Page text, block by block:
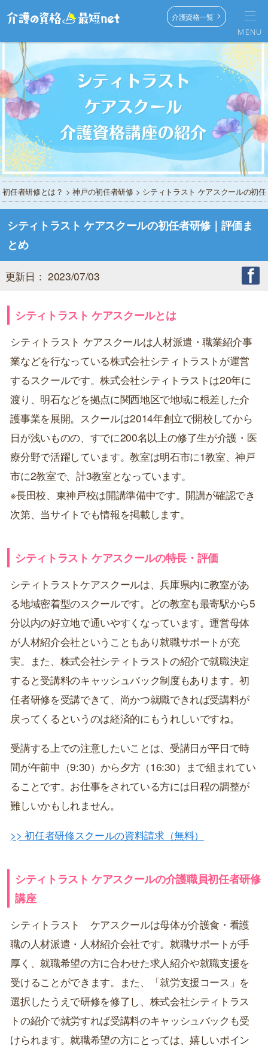
MENU
介護資格一覧
初任者研修とは？ >神戸の初任者研修 > シティトラスト ケアスクールの初
シティトラスト ケアスクールの初任者研修｜評価ま
とめ
更新日： 2023/07/03
シティトラスト ケアスクールとは
シティトラスト ケアスクールは人材派遣・職業紹介事
業などを行なっている株式会社シティトラストが運営
するスクールです。株式会社シティトラストは20年に
渡り、明石などを拠点に関西地区で地域に根差した介
護事業を展開。スクールは2014年創立で開校してから
日が浅いものの、すでに200名以上の修了生が介護・医
療分野で活躍しています。教室は明石市に1教室、神戸
市に2教室で、計3教室となっています。
※長田校、東神戸校は開講準備中です。開講が確認でき
次第、当サイトでも情報を掲載します。
シティトラスト ケアスクールの特長・評価
シティトラストケアスクールは、兵庫県内に教室があ
る地域密着型のスクールです。どの教室も最寄駅から5
分以内の好立地で通いやすくなっています。運営母体
が人材紹介会社ということもあり就職サポートが充
実。また、株式会社シティトラストの紹介で就職決定
すると受講料のキャッシュバック制度もあります。初
任者研修を受講できて、尚かつ就職できれば受講料が
戻ってくるというのは経済的にもうれしいですね。
受講する上での注意したいことは、受講日が平日で時
間が午前中（9:30）から夕方（16:30）まで組まれてい
ることです。お仕事をされている方には日程の調整が
難しいかもしれません。
>> 初任者研修スクールの資料請求（無料）
シティトラスト ケアスクールの介護職員初任者研修
講座
シティトラスト ケアスクールは母体が介護食・看護
職の人材派遣・人材紹介会社です。就職サポートが手
厚く、就職希望の方に合わせた求人紹介や就職支援を
受けることができます。また、「就労支援コース」を
選択したうえで研修を修了し、株式会社シティトラス
トの紹介で就労すれば受講料のキャッシュバックも受
けられます。就職希望の方にとっては、嬉しいポイン